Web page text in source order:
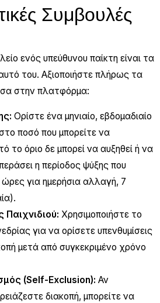
Συμβουλές
ενός υπεύθυνου παίκτη είναι τα
του. Αξιοποιήστε πλήρως τα
στην πλατφόρμα:
Ορίστε ένα μηνιαίο, εβδομαδιαίο
ποσό που μπορείτε να
το όριο δε μπορεί να αυξηθεί ή να
η περίοδος ψύξης που
για ημερήσια αλλαγή, 7
Παιχνιδιού: Χρησιμοποιήστε το
για να ορίσετε υπενθυμίσεις
μετά από συγκεκριμένο χρόνο
(Self-Exclusion): Αν
διακοπή, μπορείτε να